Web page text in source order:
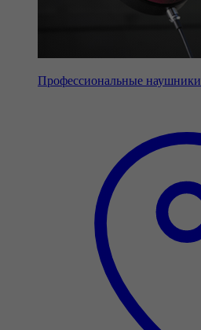
Профессиональные наушники